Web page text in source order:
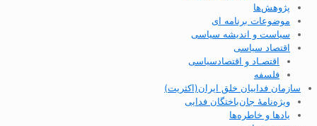
پژوهش‌ها
موضوعات برنامه ای
سیاست و اندیشه سیاسی
اقتصاد سیاسی
اقتصـاد و اقتصاد‌سیاسی
فلسفه
سازمان فداییان خلق ایران(اکثریت)
ویژه‌نامهٔ جان‌باختگان فدایی
یادها و خاطره‌ها